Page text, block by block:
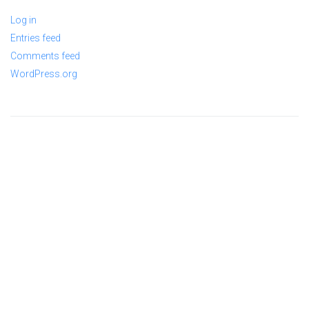
Log in
Entries feed
Comments feed
WordPress.org